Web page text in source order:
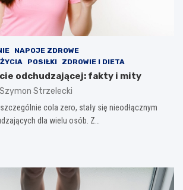
NAPOJE ZDROWE
POSIŁKI ZDROWIE I DIETA
odchudzającej: fakty i mity
Szymon Strzelecki
cola zero, stały się nieodłącznym
dla wielu osób. Z…